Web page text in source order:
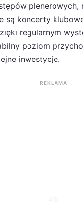
plenerowych,
są koncerty
regularnym
poziom
inwestycje.
REKLAMA